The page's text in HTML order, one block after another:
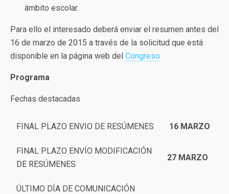
ámbito escolar.
Para ello el interesado deberá enviar el resumen antes del
16 de marzo de 2015 a través de la solicitud que está
disponible en la página web del Congreso
Programa
Fechas destacadas
FINAL PLAZO ENVIO DE RESÚMENES 16 MARZO
FINAL PLAZO ENVÍO MODIFICACIÓN
DE RESÚMENES
27 MARZO
ÚLTIMO DÍA DE COMUNICACIÓN